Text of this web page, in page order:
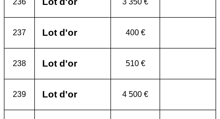
237 Lot d'or 400 €
238 Lot d'or 510 €
239 Lot d'or 4 500 €